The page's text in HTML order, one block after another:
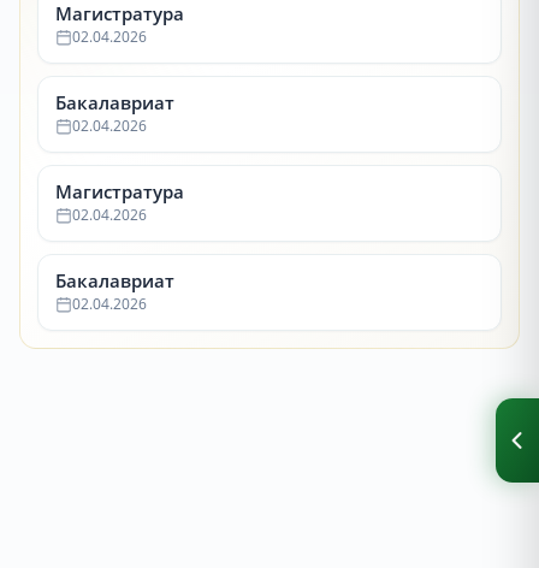
Магистратура
02.04.2026
Бакалавриат
02.04.2026
Магистратура
02.04.2026
Бакалавриат
02.04.2026